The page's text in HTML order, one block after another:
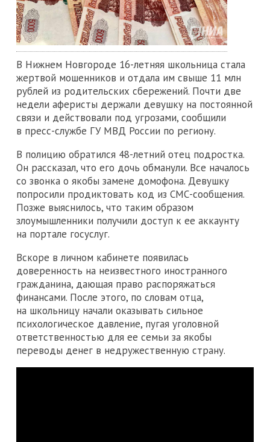
В Нижнем Новгороде 16-летняя школьница стала
жертвой мошенников и отдала им свыше 11 млн
рублей из родительских сбережений. Почти две
недели аферисты держали девушку на постоянной
связи и действовали под угрозами, сообщили
в пресс-службе ГУ МВД России по региону.
В полицию обратился 48-летний отец подростка.
Он рассказал, что его дочь обманули. Все началось
со звонка о якобы замене домофона. Девушку
попросили продиктовать код из СМС-сообщения.
Позже выяснилось, что таким образом
злоумышленники получили доступ к ее аккаунту
на портале госуслуг.
Вскоре в личном кабинете появилась
доверенность на неизвестного иностранного
гражданина, дающая право распоряжаться
финансами. После этого, по словам отца,
на школьницу начали оказывать сильное
психологическое давление, пугая уголовной
ответственностью для ее семьи за якобы
переводы денег в недружественную страну.